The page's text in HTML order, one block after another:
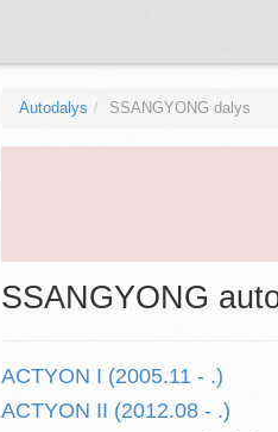
Autodalys SSANGYONG dalys
SSANGYONG
ACTYON I (2005.11 - .)
ACTYON II (2012.08 - .)